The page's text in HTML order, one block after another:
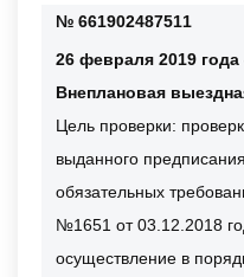
№ 661902487511
26 февраля 2019
Внеплановая
Цель проверки:
выданного
обязательных
№1651 от 03.12.2018
осуществление в